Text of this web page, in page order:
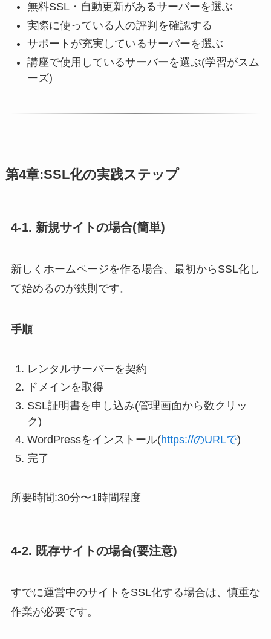
無料SSL・自動更新があるサーバーを選ぶ
実際に使っている人の評判を確認する
サポートが充実しているサーバーを選ぶ
講座で使用しているサーバーを選ぶ(学習がスム
ーズ)
第4章:SSL化の実践ステップ
4-1. 新規サイトの場合(簡単)
新しくホームページを作る場合、最初からSSL化し
て始めるのが鉄則です。
手順
レンタルサーバーを契約
ドメインを取得
SSL証明書を申し込み(管理画面から数クリッ
ク)
WordPressをインストール(https://のURLで)
完了
所要時間:30分〜1時間程度
4-2. 既存サイトの場合(要注意)
すでに運営中のサイトをSSL化する場合は、慎重な
作業が必要です。